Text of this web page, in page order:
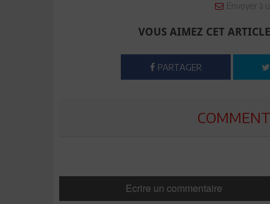
Envoyer à
VOUS AIMEZ CET
PARTAGER
Ecrire un commentaire